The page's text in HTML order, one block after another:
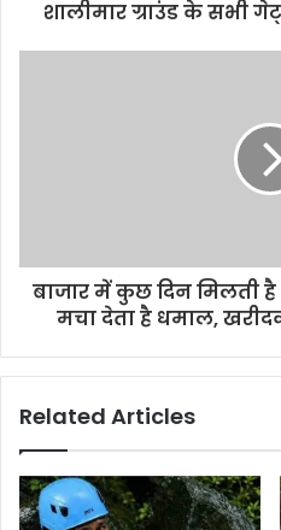
शालीमार ग्राउंड के सभी
बाजार में कुछ दिन मिलती
मचा देता है धमाल,
Related Articles